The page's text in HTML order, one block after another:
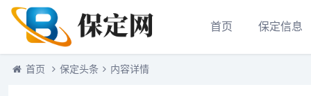
首页 保定信息
首页 保定头条 内容详情